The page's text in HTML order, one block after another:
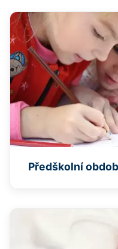
Předškolní